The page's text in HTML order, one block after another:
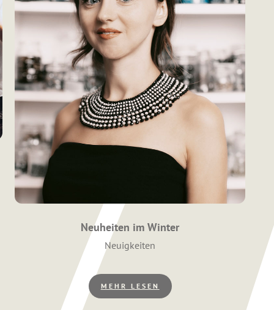
Neuheiten im Winter
Kategorien
Neuigkeiten
MEHR LESEN